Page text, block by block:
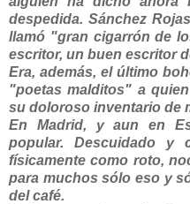
despedida. Sánchez
llamó "gran cigarrón de
escritor, un buen escritor
Era, además, el último
"poetas malditos" a
su doloroso inventario de
En Madrid, y aun en
popular. Descuidado y
físicamente como roto,
para muchos sólo eso y
del café.